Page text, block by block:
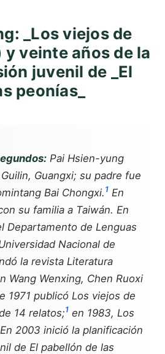
_Los viejos de
y veinte años de la
juvenil de _El
peonías_
Pai Hsien-yung
Guangxi; su padre fue
Bai Chongxi. 1 En
su familia a Taiwán. En
Departamento de Lenguas
Nacional de
la revista Literatura
Wang Wenxing, Chen Ruoxi
1971 publicó Los viejos de
14 relatos;1 en 1983, Los
2003 inició la planificación
de El pabellón de las